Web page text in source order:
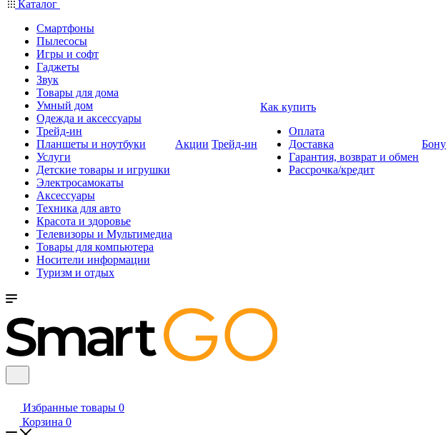
Каталог
Смартфоны
Пылесосы
Игры и софт
Гаджеты
Звук
Товары для дома
Умный дом
Одежда и аксессуары
Трейд-ин
Планшеты и ноутбуки
Услуги
Детские товары и игрушки
Электросамокаты
Аксессуары
Техника для авто
Красота и здоровье
Телевизоры и Мультимедиа
Товары для компьютера
Носители информации
Туризм и отдых
Акции Трейд-ин
Как купить
Оплата
Доставка
Гарантия, возврат и обмен
Рассрочка/кредит
Избранные товары 0
Корзина 0